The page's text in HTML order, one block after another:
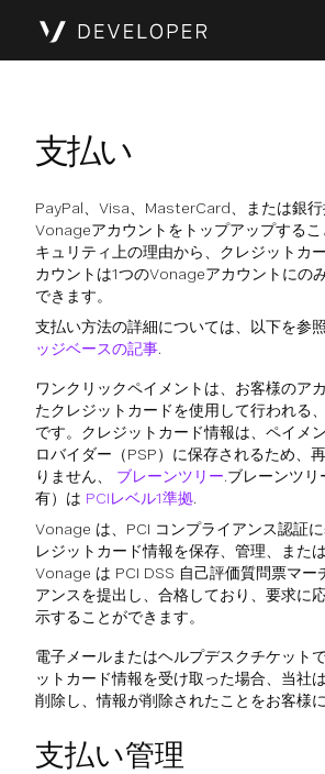
支払い
PayPal、Visa、MasterCard、または銀
Vonageアカウントをトップアップする
キュリティ上の理由から、クレジットカ
カウントは1つのVonageアカウントにの
できます。
支払い方法の詳細については、以下を参
ッジベースの記事.
ワンクリックペイメントは、お客様のア
たクレジットカードを使用して行われる
です。クレジットカード情報は、ペイメ
ロバイダー（PSP）に保存されるため、
りません、 ブレーンツリー.ブレーンツ
有）は PCIレベル1準拠.
Vonage は、PCI コンプライアンス認証
レジットカード情報を保存、管理、また
Vonage は PCI DSS 自己評価質問票マー
アンスを提出し、合格しており、要求に
示することができます。
電子メールまたはヘルプデスクチケット
ットカード情報を受け取った場合、当社
削除し、情報が削除されたことをお客様
支払い管理